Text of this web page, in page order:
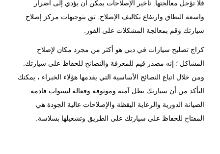
فلا تؤجل معالجتها. تأخير الإصلاحات يمكن أن يؤدي إلى أضرار
واسعة النطاق وارتفاع تكاليف الإصلاح. ثق بتوجيهات مركز إصلاح
سيارتك وقم بمعالجة المشكلات على الفور.
كراج تصليح سيارات في دبي هو أكثر من مجرد مكان لإصلاح
المشاكل ؛ إنه مصدر قيم للمعرفة والنصائح للحفاظ على سيارتك.
ومن خلال اتباع النصائح الأساسية التي يقدمها هؤلاء الخبراء ، يمكنك
التأكد من أن سيارتك تظل آمنة وموثوقة وفعالة لسنوات قادمة.
الصيانة الدورية والرعاية اليقظة والإصلاحات عالية الجودة هي
المفتاح للحفاظ على سيارتك على الطريق وتشغيلها بسلاسة.